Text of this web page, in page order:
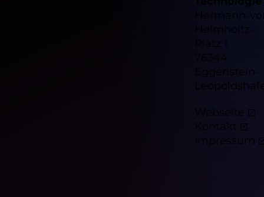
Hermann-
Helmholtz-
Platz 1
76344
Eggenstein-
Webseite
Kontakt
Impressum